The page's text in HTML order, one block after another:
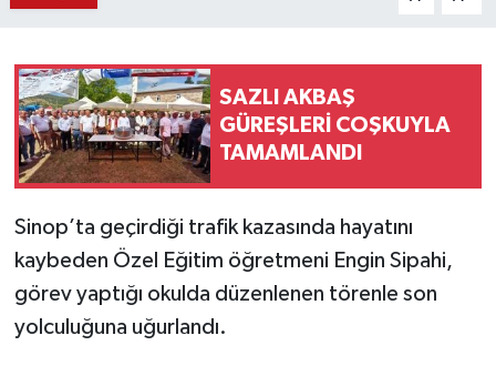
SAZLI AKBAŞ
GÜREŞLERİ COŞKUYLA
TAMAMLANDI
Sinop’ta geçirdiği trafik kazasında hayatını
kaybeden Özel Eğitim öğretmeni Engin Sipahi,
görev yaptığı okulda düzenlenen törenle son
yolculuğuna uğurlandı.